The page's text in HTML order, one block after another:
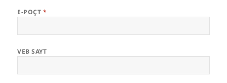
E-POÇT *
VEB SAYT